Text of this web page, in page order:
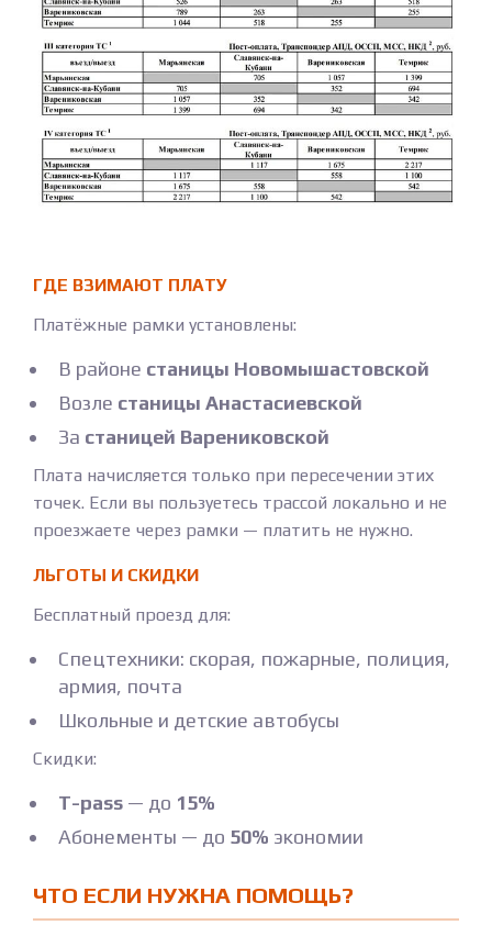
ГДЕ ВЗИМАЮТ ПЛАТУ
Платёжные рамки установлены:
В районе станицы Новомышастовской
Возле станицы Анастасиевской
За станицей Варениковской
Плата начисляется только при пересечении этих
точек. Если вы пользуетесь трассой локально и не
проезжаете через рамки — платить не нужно.
ЛЬГОТЫ И СКИДКИ
Бесплатный проезд для:
Спецтехники: скорая, пожарные, полиция,
армия, почта
Школьные и детские автобусы
Скидки:
T-pass — до 15%
Абонементы — до 50% экономии
ЧТО ЕСЛИ НУЖНА ПОМОЩЬ?